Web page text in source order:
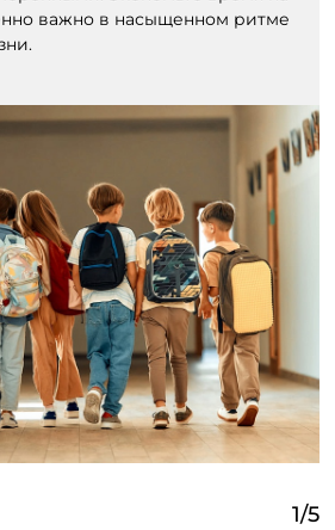
важно в насыщенном ритме
1/5